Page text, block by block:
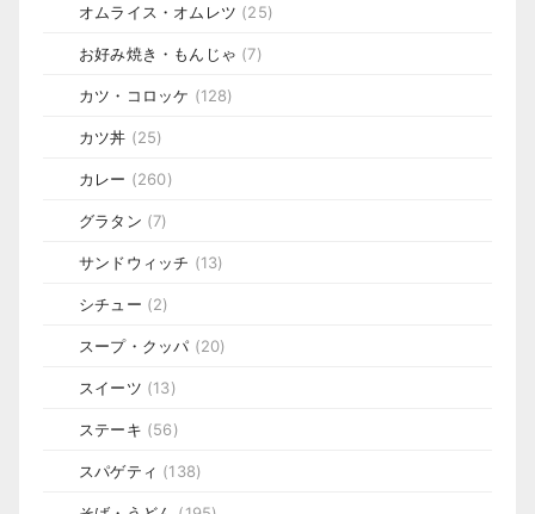
オムライス・オムレツ (25)
お好み焼き・もんじゃ (7)
カツ・コロッケ (128)
カツ丼 (25)
カレー (260)
グラタン (7)
サンドウィッチ (13)
シチュー (2)
スープ・クッパ (20)
スイーツ (13)
ステーキ (56)
スパゲティ (138)